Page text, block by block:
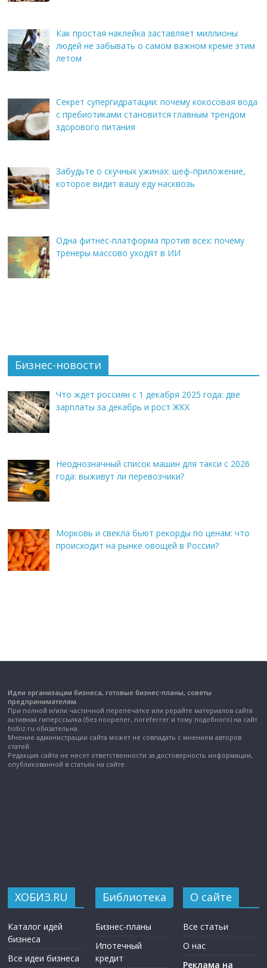
Как простая наклейка заставляет миллионы
людей не забывать о самом важном креме этим
летом
Секрет супергидратации: почему кокосовая вода
с пребиотиками становится главным трендом
здорового питания
Забудьте о скучных ужинах: шеф-приложение,
которое видит вашу еду насквозь
Одна фитнес-платформа против всех: почему
тренеры массово уходят в ИИ
Бизнес-новости
Что ждет россиян с 1 декабря 2025 года: две
зарплаты за декабрь и рост ЖКХ
Неоднозначный список машин для такси с 2026
года: выживут ли перевозчики?
Морковь и свекла бьют рекорды по ценам: что
происходит на рынке овощей в России?
Идеи организации бизнеса, готовые бизнес-планы, советы
предпринимателям.
При полной и/или частичной перепечатке или рерайте материалов сайта
активная гиперссылка (без noopener, noreferrer и тому подобного) на сайт
hobiz.ru обязательна.
Мнение администрации сайта может не совпадать с мнением авторов
статей.
Редакция сайта не несет ответственности за достоверность информации,
опубликованной в статьях на сайте.
ХОБИЗ.RU
Каталог идей
бизнеса
Все идеи бизнеса
Библиотека
Бизнес-планы
Ипотечный
кредит
О сайте
Все статьи
О нас
Реклама на